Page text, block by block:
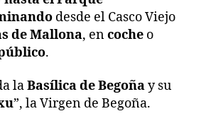
desde el Casco Viejo
de Mallona, encoche o
.
laBasílica de Begoñay su
”, la Virgen de Begoña.